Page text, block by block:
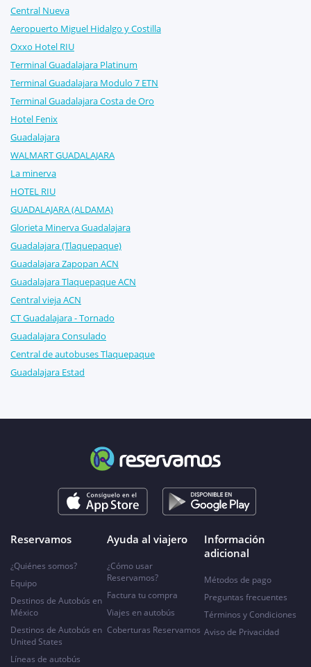
Central Nueva
Aeropuerto Miguel Hidalgo y Costilla
Oxxo Hotel RIU
Terminal Guadalajara Platinum
Terminal Guadalajara Modulo 7 ETN
Terminal Guadalajara Costa de Oro
Hotel Fenix
Guadalajara
WALMART GUADALAJARA
La minerva
HOTEL RIU
GUADALAJARA (ALDAMA)
Glorieta Minerva Guadalajara
Guadalajara (Tlaquepaque)
Guadalajara Zapopan ACN
Guadalajara Tlaquepaque ACN
Central vieja ACN
CT Guadalajara - Tornado
Guadalajara Consulado
Central de autobuses Tlaquepaque
Guadalajara Estad
Reservamos
¿Quiénes somos?
Equipo
Destinos de Autobús en
México
Destinos de Autobús en
United States
Líneas de autobús
Ayuda al viajero
¿Cómo usar
Reservamos?
Factura tu compra
Viajes en autobús
Coberturas Reservamos
Información
adicional
Métodos de pago
Preguntas frecuentes
Términos y Condiciones
Aviso de Privacidad